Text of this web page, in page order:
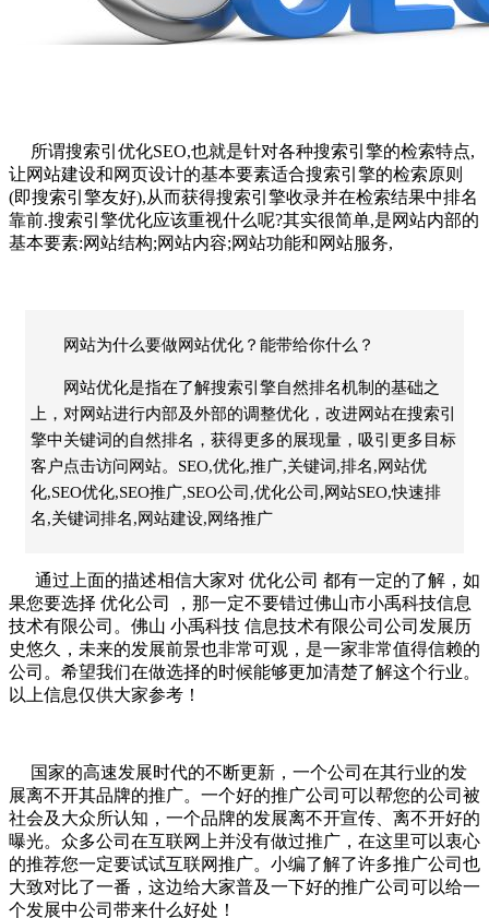
所谓搜索引 优化SEO,也就是针对各种搜索引擎的检索特点,
让网站建设和网页设计的基本要素适合搜索引擎的检索原则
(即搜索引擎友好),从而获得搜索引擎收录并在检索结果中排名
靠前.搜索引擎优化应该重视什么呢?其实很简单,是网站内部的
基本要素:网站结构;网站内容;网站功能和网站服务,
网站为什么要做网站优化？能带给你什么？
网站优化是指在了解搜索引擎自然排名机制的基础之
上，对网站进行内部及外部的调整优化，改进网站在搜索引
擎中关键词的自然排名，获得更多的展现量，吸引更多目标
客户点击访问网站。SEO,优化,推广,关键词,排名,网站优
化,SEO优化,SEO推广,SEO公司,优化公司,网站SEO,快速排
名,关键词排名,网站建设,网络推广
通过上面的描述相信大家对 优化公司 都有一定的了解，如
果您要选择 优化公司
，那一定不要错过佛山市小禹科技信息
技术有限公司。佛山 小禹科技 信息技术有限公司公司发展历
史悠久，未来的发展前景也非常可观，是一家非常值得信赖的
公司。希望我们在做选择的时候能够更加清楚了解这个行业。
以上信息仅供大家参考！
国家的高速发展时代的不断更新，一个公司在其行业的发
展离不开其品牌的推广。一个好的推广公司 可以帮您的公司被
社会及大众所认知，一个品牌的发展离不开宣传、离不开好的
曝光。众多公司在互联网上并没有做过推广，在这里可以衷心
的推荐您一定要试试互联网推广。小编了解了许多推广公司也
大致对比了一番，这边给大家普及一下好的推广公司可以给一
个发展中公司带来什么好处！